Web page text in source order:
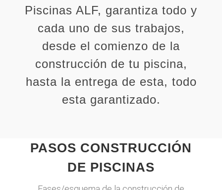
Piscinas ALF, garantiza todo y
cada uno de sus trabajos,
desde el comienzo de la
construcción de tu piscina,
hasta la entrega de esta, todo
esta garantizado.
PASOS CONSTRUCCIÓN
DE PISCINAS